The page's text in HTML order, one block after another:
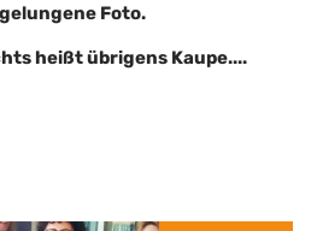
Foto.
heißt übrigens Kaupe....